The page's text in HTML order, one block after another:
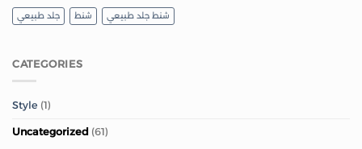
جلد طبيعي شنط شنط جلد طبيعي
CATEGORIES
Style (1)
Uncategorized (61)